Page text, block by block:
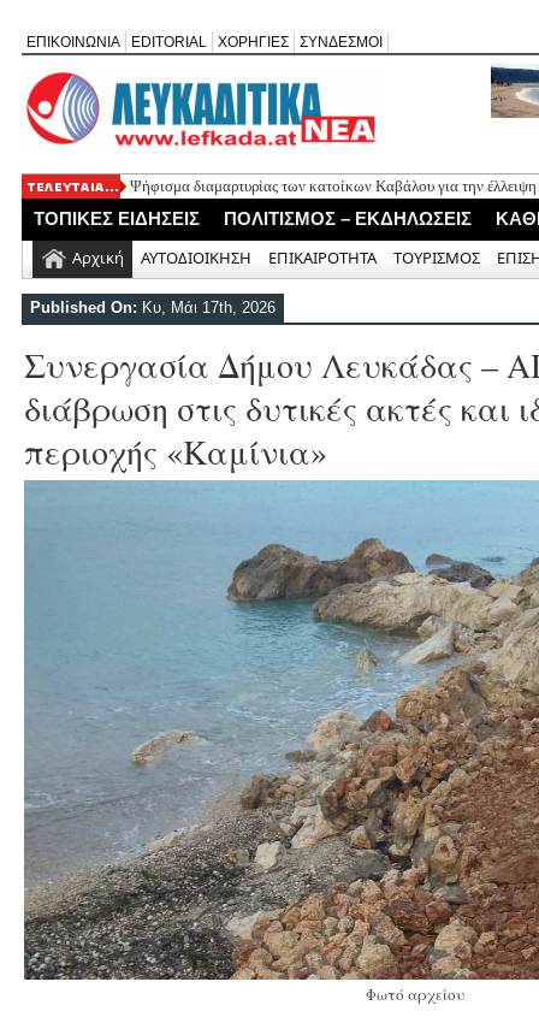
ΕΠΙΚΟΙΝΩΝΙΑ EDITORIAL ΧΟΡΗΓΙΕΣ ΣΥΝΔΕΣΜΟΙ
Ψήφισμα διαμαρτυρίας των κατοίκων Καβάλου για την έλλειψη
«Έφυγε» σε ηλικία 74 ετών ο ηθοποιός Νίκος Καλογερόπουλος
Η Λευκάδα τίμησε τον δικό της Ηλία Λογοθέτη σε μια βραδιά
Θεία Λειτουργία για τους απόδημους Αλεξανδρίτες στον Άγιο
ΤΟΠΙΚΕΣ ΕΙΔΗΣΕΙΣ ΠΟΛΙΤΙΣΜΟΣ – ΕΚΔΗΛΩΣΕΙΣ
Αρχική ΑΥΤΟΔΙΟΙΚΗΣΗ ΕΠΙΚΑΙΡΟΤΗΤΑ ΤΟΥΡΙΣΜΟΣ
Published On: Κυ, Μάι 17th, 2026
Συνεργασία Δήμου Λευκάδας –
διάβρωση στις δυτικές ακτές και
περιοχής «Καμίνια»
Φωτό αρχείου